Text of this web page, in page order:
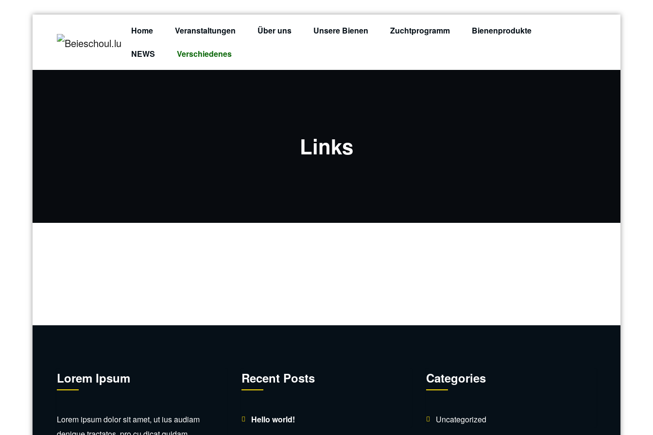
Beieschoul.lu
Home Veranstaltungen Über uns Unsere Bienen Zuchtprogramm Bienenprodukte
NEWS Verschiedenes
Links
Lorem Ipsum
Lorem ipsum dolor sit amet, ut ius audiam
Recent Posts
Hello world!
Categories
Uncategorized